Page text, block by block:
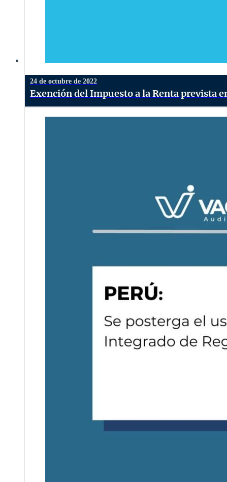
24 de octubre de 2022
Exención del Impuesto a la Renta prevista